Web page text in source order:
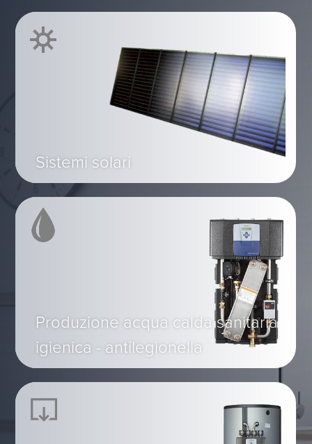
Sistemi solari
Produzione acqua calda sanitaria
igienica - antilegionella